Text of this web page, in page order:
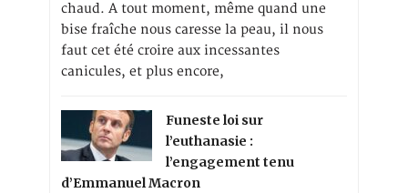
chaud. A tout moment, même quand une
bise fraîche nous caresse la peau, il nous
faut cet été croire aux incessantes
canicules, et plus encore,
Funeste loi sur
l’euthanasie :
l’engagement tenu
d’Emmanuel Macron